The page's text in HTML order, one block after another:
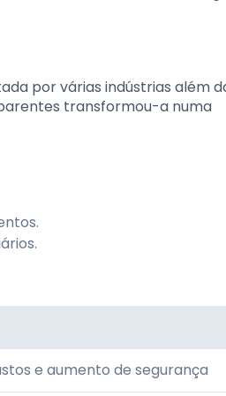
por várias indústrias além
transformou-a numa
e aumento de segurança